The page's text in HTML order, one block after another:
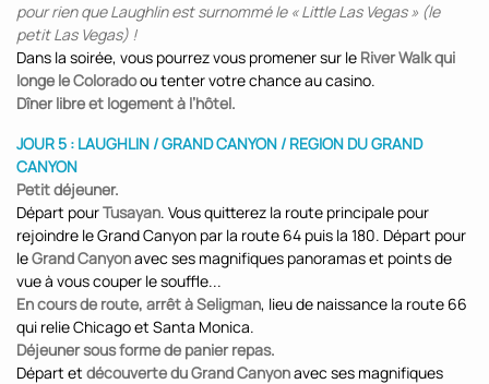
pour rien que Laughlin est surnommé le « Little Las Vegas » (le
petit Las Vegas) !
Dans la soirée, vous pourrez vous promener sur le River Walk qui
longe le Coloradoou tenter votre chance au casino.
Dîner libre et logement à l’hôtel.
JOUR 5 : LAUGHLIN / GRAND CANYON / REGION DU GRAND
CANYON
Petit déjeuner.
Départ pourTusayan. Vous quitterez la route principale pour
rejoindre le Grand Canyon par la route 64 puis la 180. Départ pour
leGrand Canyonavec ses magnifiques panoramas et points de
vue à vous couper le souffle...
En cours de route, arrêt à Seligman, lieu de naissance la route 66
qui relie Chicago et Santa Monica.
Déjeuner sous forme de panier repas.
Départ et découverte du Grand Canyonavec ses magnifiques